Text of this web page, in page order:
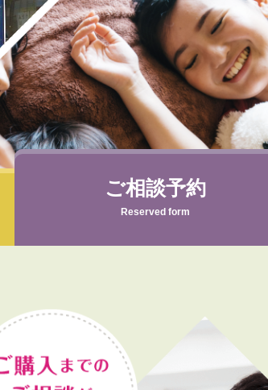
ご相談予約
Reserved form